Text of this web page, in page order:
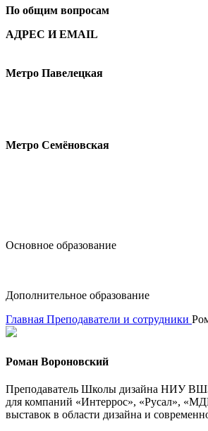
По общим вопросам
АДРЕС И EMAIL
Метро Павелецкая
Метро Семёновская
Основное образование
Дополнительное образование
Главная Преподаватели и сотрудники
Роман Вороновский
Преподаватель Школы дизайна НИУ
для компаний «Интеррос», «Русал»,
выставок в области дизайна и